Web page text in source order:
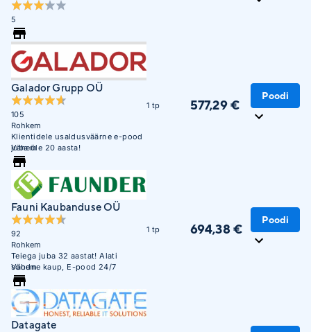
5
Galador Grupp OÜ
105
Rohkem
Klientidele usaldusväärne e-pood
juba üle 20 aasta!
Vähem
1 tp 577,29 €
Poodi
Fauni Kaubanduse OÜ
92
Rohkem
Teiega juba 32 aastat! Alati
soodne kaup, E-pood 24/7
Vähem
1 tp 694,38 €
Poodi
Datagate